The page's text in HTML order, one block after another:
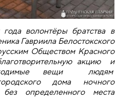
волонтёры братства в
Гавриила Белостокского
Обществом Красного
акцию и
вещи людям
дома ночного
определенного места